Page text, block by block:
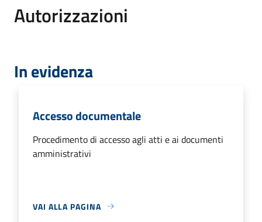
Autorizzazioni
In evidenza
Accesso documentale
Procedimento di accesso agli atti e ai documenti
amministrativi
VAI ALLA PAGINA